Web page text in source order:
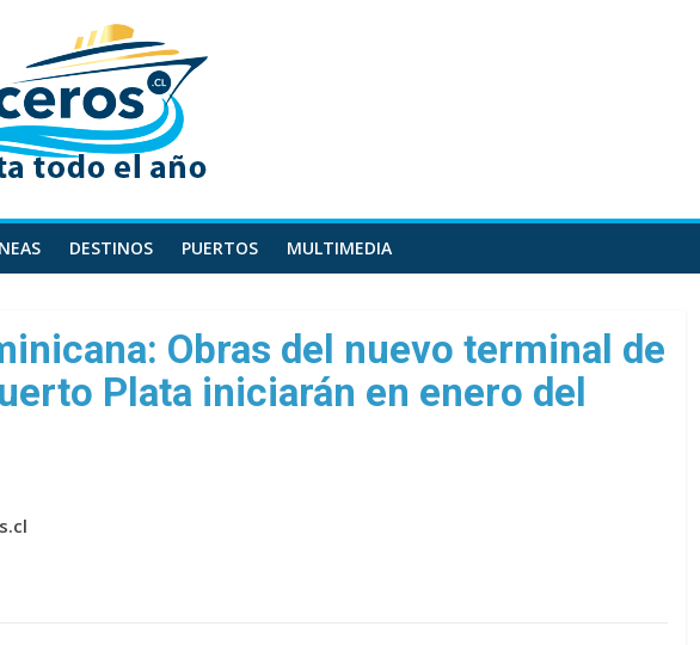
DESTINOS PUERTOS MULTIMEDIA
Obras del nuevo terminal de
Plata iniciarán en enero del